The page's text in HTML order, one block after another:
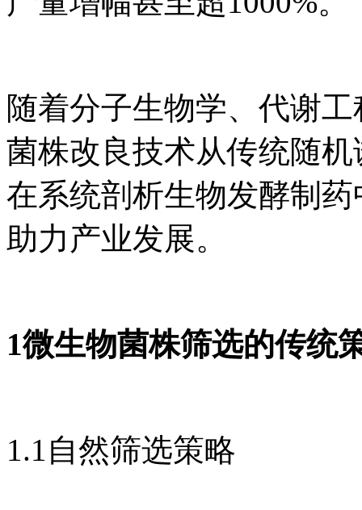
随着分子生物学、代谢
菌株改良技术从传统随
在系统剖析生物发酵制
助力产业发展。
1微生物菌株筛选的传统
1.1自然筛选策略